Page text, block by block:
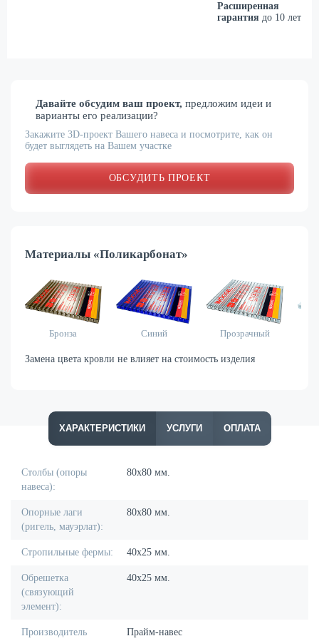
Расширенная
гарантия до 10 лет
Давайте обсудим ваш проект, предложим идеи и
варианты его реализации?
Закажите 3D-проект Вашего навеса и посмотрите, как он
будет выглядеть на Вашем участке
ОБСУДИТЬ ПРОЕКТ
Материалы «Поликарбонат»
Бронза Синий Прозрачный
Замена цвета кровли не влияет на стоимость изделия
ХАРАКТЕРИСТИКИ УСЛУГИ ОПЛАТА
Столбы (опоры
навеса):
80х80 мм.
Опорные лаги
(ригель, мауэрлат):
80х80 мм.
Стропильные фермы: 40х25 мм.
Обрешетка
(связующий
элемент):
40х25 мм.
Производитель Прайм-навес